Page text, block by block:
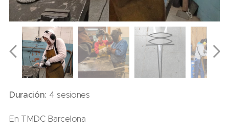
Duración: 4 sesiones
En TMDC Barcelona